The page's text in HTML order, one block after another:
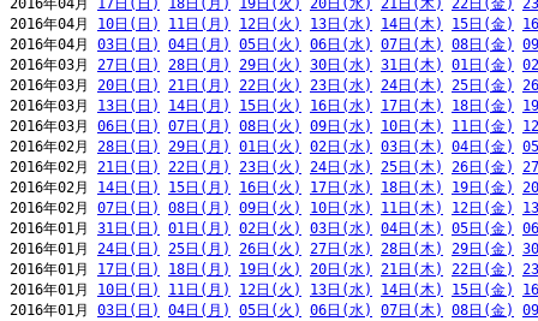
2016年04月 17日(日) 18日(月) 19日(火) 20日(水) 21日(木) 22日(金)
2016年04月 10日(日) 11日(月) 12日(火) 13日(水) 14日(木) 15日(金)
2016年04月 03日(日) 04日(月) 05日(火) 06日(水) 07日(木) 08日(金)
2016年03月 27日(日) 28日(月) 29日(火) 30日(水) 31日(木) 01日(金)
2016年03月 20日(日) 21日(月) 22日(火) 23日(水) 24日(木) 25日(金)
2016年03月 13日(日) 14日(月) 15日(火) 16日(水) 17日(木) 18日(金)
2016年03月 06日(日) 07日(月) 08日(火) 09日(水) 10日(木) 11日(金)
2016年02月 28日(日) 29日(月) 01日(火) 02日(水) 03日(木) 04日(金)
2016年02月 21日(日) 22日(月) 23日(火) 24日(水) 25日(木) 26日(金)
2016年02月 14日(日) 15日(月) 16日(火) 17日(水) 18日(木) 19日(金)
2016年02月 07日(日) 08日(月) 09日(火) 10日(水) 11日(木) 12日(金)
2016年01月 31日(日) 01日(月) 02日(火) 03日(水) 04日(木) 05日(金)
2016年01月 24日(日) 25日(月) 26日(火) 27日(水) 28日(木) 29日(金)
2016年01月 17日(日) 18日(月) 19日(火) 20日(水) 21日(木) 22日(金)
2016年01月 10日(日) 11日(月) 12日(火) 13日(水) 14日(木) 15日(金)
2016年01月 03日(日) 04日(月) 05日(火) 06日(水) 07日(木) 08日(金)